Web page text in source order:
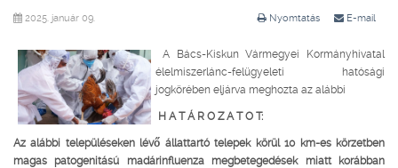
Nyomtatás E-mail
2025. január 09.
A Bács-Kiskun Vármegyei Kormányhivatal
élelmiszerlánc-felügyeleti hatósági
jogkörében eljárva meghozta az alábbi
H A T Á R O Z A T O T:
Az alábbi településeken lévő állattartó telepek körül 10 km-es körzetben
magas patogenitású madárinfluenza megbetegedések miatt korábban